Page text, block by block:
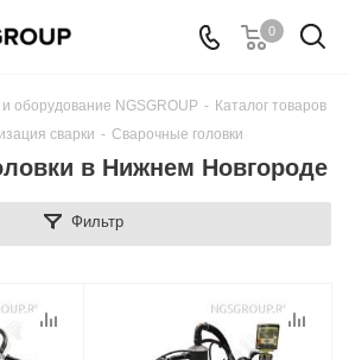
0
оборудование NGSGROUP - Каталог товаров
сварки - Сварочные головки
в Нижнем Новгороде
Фильтр